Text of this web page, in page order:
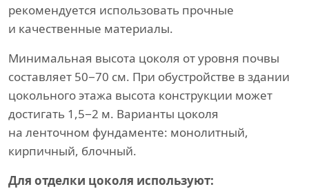
рекомендуется использовать прочные
и качественные материалы.
Минимальная высота цоколя от уровня почвы
составляет 50−70 см. При обустройстве в здании
цокольного этажа высота конструкции может
достигать 1,5−2 м. Варианты цоколя
на ленточном фундаменте: монолитный,
кирпичный, блочный.
Для отделки цоколя используют: